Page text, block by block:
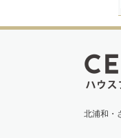
北浦和・